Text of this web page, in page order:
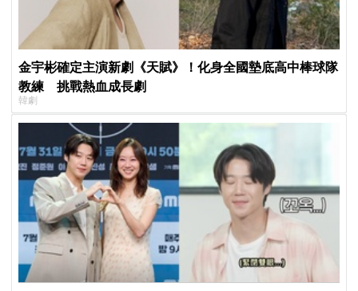
金宇彬確定主演新劇《天賦》！化身全國墊底高中棒球隊
教練 挑戰熱血成長劇
韓劇